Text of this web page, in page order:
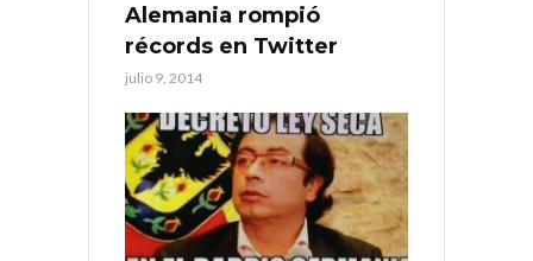
Alemania rompió
récords en Twitter
julio 9, 2014